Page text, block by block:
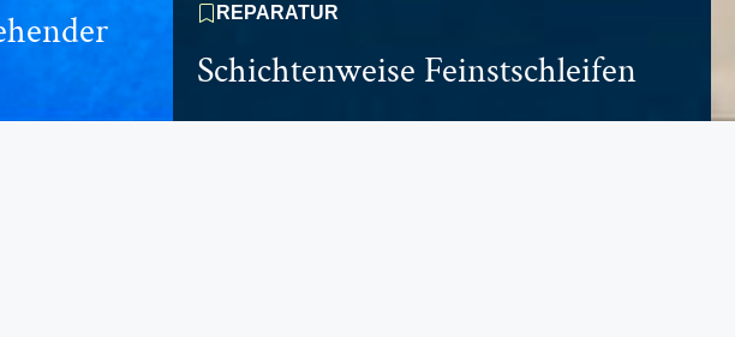
REPARATUR
Schichtenweise Feinstschleifen